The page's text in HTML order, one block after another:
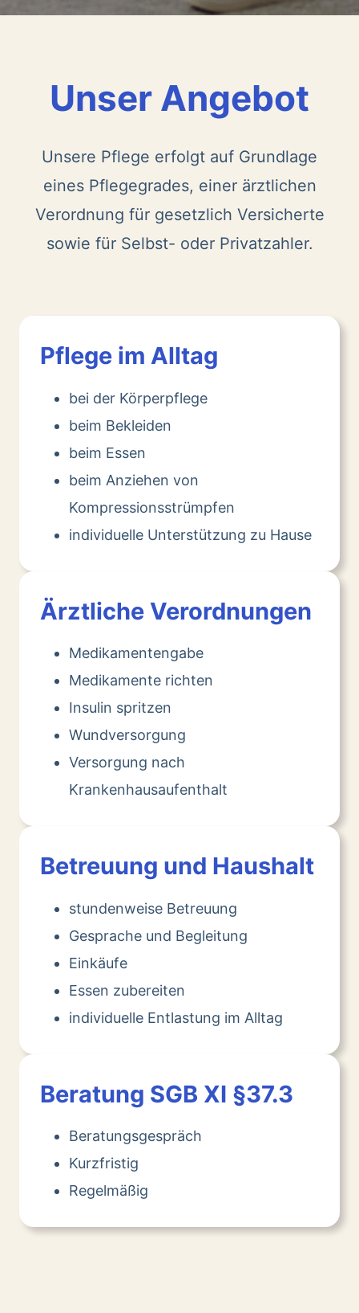
Unser Angebot
Unsere Pflege erfolgt auf Grundlage
eines Pflegegrades, einer ärztlichen
Verordnung für gesetzlich Versicherte
sowie für Selbst- oder Privatzahler.
Pflege im Alltag
bei der Körperpflege
beim Bekleiden
beim Essen
beim Anziehen von
Kompressionsstrümpfen
individuelle Unterstützung zu Hause
Ärztliche Verordnungen
Medikamentengabe
Medikamente richten
Insulin spritzen
Wundversorgung
Versorgung nach
Krankenhausaufenthalt
Betreuung und Haushalt
stundenweise Betreuung
Gesprache und Begleitung
Einkäufe
Essen zubereiten
individuelle Entlastung im Alltag
Beratung SGB XI §37.3
Beratungsgespräch
Kurzfristig
Regelmäßig